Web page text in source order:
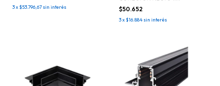
3x$53.796,67 sin interés
ACCESORIO
$50.652
3x$16.884 sin interés